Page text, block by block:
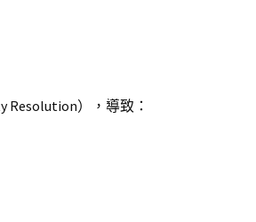
），導致：